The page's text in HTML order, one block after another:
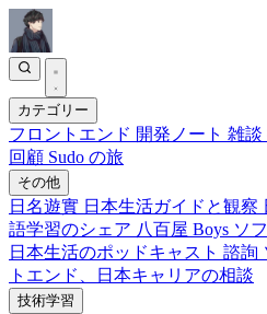
カテゴリー
フロントエンド 開発ノート 雑談
回顧 Sudo の旅
その他
日名遊實 日本生活ガイドと観察
語学習のシェア 八百屋 Boys ソ
日本生活のポッドキャスト 諮詢
トエンド、日本キャリアの相談
技術学習